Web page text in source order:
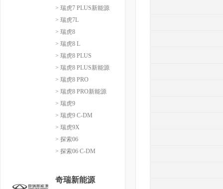
> 瑞虎7 PLUS新能源
> 瑞虎7L
> 瑞虎8
> 瑞虎8 L
> 瑞虎8 PLUS
> 瑞虎8 PLUS新能源
> 瑞虎8 PRO
> 瑞虎8 PRO新能源
> 瑞虎9
> 瑞虎9 C-DM
> 瑞虎9X
> 探索06
> 探索06 C-DM
奇瑞新能源